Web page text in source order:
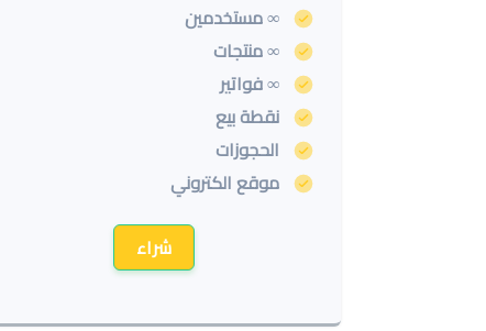
∞ مستخدمين
∞ منتجات
∞ فواتير
نقطة بيع
الحجوزات
موقع الكتروني
شراء